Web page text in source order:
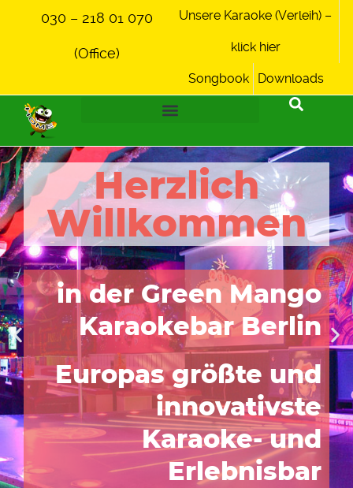
030 – 218 01 070
(Office)
Unsere Karaoke (Verleih) –
klick hier
Songbook Downloads
Herzlich
Willkommen
in der Green Mango
Karaokebar Berlin
Europas größte und
innovativste
Karaoke- und
Erlebnisbar